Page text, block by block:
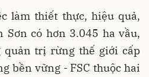
làm thiết thực, hiệu quả,
Sơn có hơn 3.045 ha vầu,
quản trị rừng thế giới cấp
bền vững - FSC thuộc hai